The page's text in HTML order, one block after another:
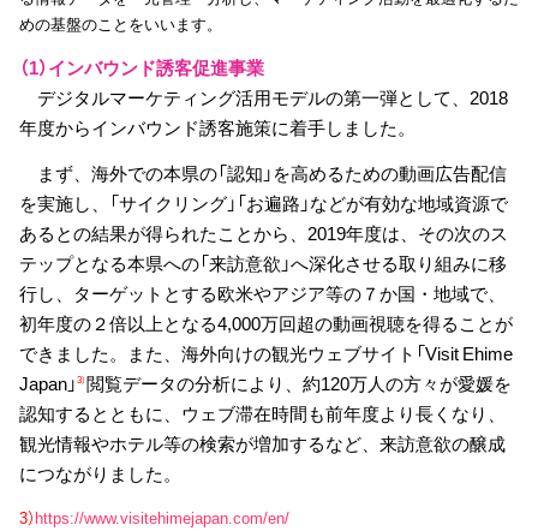
めの基盤のことをいいます。
（1）インバウンド誘客促進事業
デジタルマーケティング活用モデルの第一弾として、2018
年度からインバウンド誘客施策に着手しました。
まず、海外での本県の「認知」を高めるための動画広告配信
を実施し、「サイクリング」「お遍路」などが有効な地域資源で
あるとの結果が得られたことから、2019年度は、その次のス
テップとなる本県への「来訪意欲」へ深化させる取り組みに移
行し、ターゲットとする欧米やアジア等の７か国・地域で、
初年度の２倍以上となる4,000万回超の動画視聴を得ることが
できました。また、海外向けの観光ウェブサイト「Visit Ehime
Japan」3）閲覧データの分析により、約120万人の方々が愛媛を
認知するとともに、ウェブ滞在時間も前年度より長くなり、
観光情報やホテル等の検索が増加するなど、来訪意欲の醸成
につながりました。
3）https://www.visitehimejapan.com/en/